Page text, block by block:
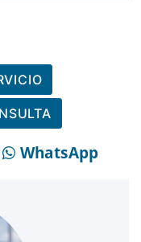
WhatsApp